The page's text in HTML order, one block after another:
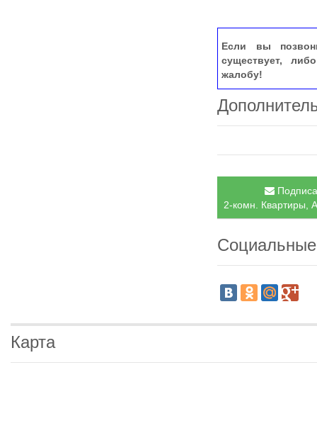
Если вы
существует,
жалобу!
2-комн. Квартиры,
Карта